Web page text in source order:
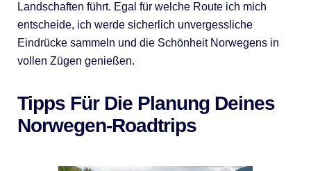
Landschaften führt. Egal für welche Route ich mich
entscheide, ich werde sicherlich unvergessliche
Eindrücke sammeln und die Schönheit Norwegens in
vollen Zügen genießen.
Tipps Für Die Planung Deines
Norwegen-Roadtrips